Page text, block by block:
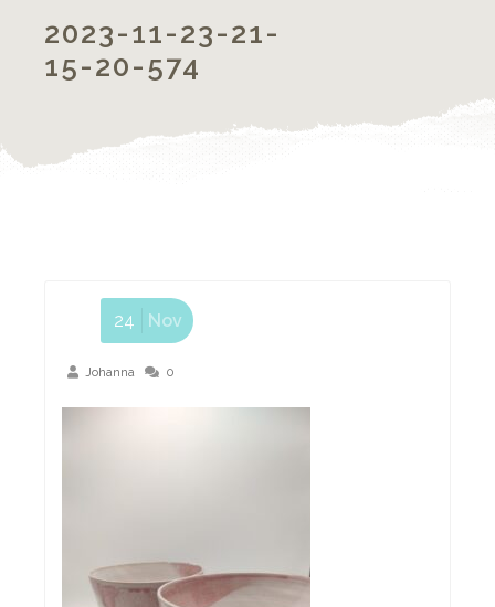
2023-11-23-21-
15-20-574
Johanna 0
24 Nov